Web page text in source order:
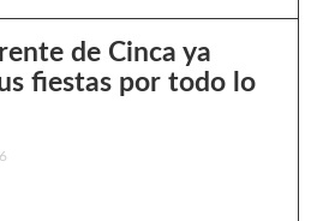
de Cinca ya
fiestas por todo lo